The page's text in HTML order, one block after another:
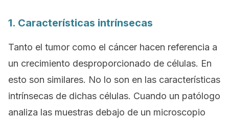
1. Características intrínsecas
Tanto el tumor como el cáncer hacen referencia a
un crecimiento desproporcionado de células. En
esto son similares. No lo son en las características
intrínsecas de dichas células. Cuando un patólogo
analiza las muestras debajo de un microscopio